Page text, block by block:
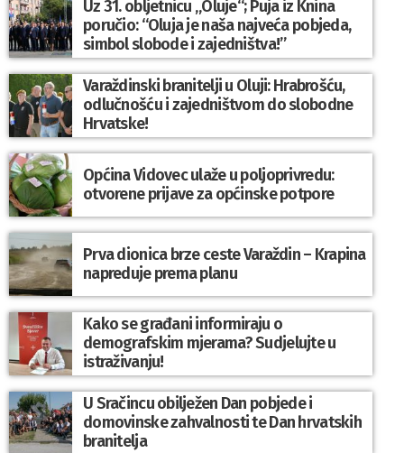
Uz 31. obljetnicu „Oluje“; Puja iz Knina
poručio: “Oluja je naša najveća pobjeda,
simbol slobode i zajedništva!”
Varaždinski branitelji u Oluji: Hrabrošću,
odlučnošću i zajedništvom do slobodne
Hrvatske!
Općina Vidovec ulaže u poljoprivredu:
otvorene prijave za općinske potpore
Prva dionica brze ceste Varaždin – Krapina
napreduje prema planu
Kako se građani informiraju o
demografskim mjerama? Sudjelujte u
istraživanju!
U Sračincu obilježen Dan pobjede i
domovinske zahvalnosti te Dan hrvatskih
branitelja